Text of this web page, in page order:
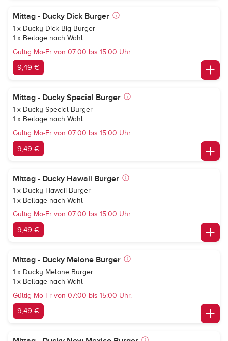
Mittag - Ducky Dick Burger
1 x Ducky Dick Big Burger
1 x Beilage nach Wahl
Gültig Mo-Fr von 07:00 bis 15:00 Uhr.
9,49 €
Mittag - Ducky Special Burger
1 x Ducky Special Burger
1 x Beilage nach Wahl
Gültig Mo-Fr von 07:00 bis 15:00 Uhr.
9,49 €
Mittag - Ducky Hawaii Burger
1 x Ducky Hawaii Burger
1 x Beilage nach Wahl
Gültig Mo-Fr von 07:00 bis 15:00 Uhr.
9,49 €
Mittag - Ducky Melone Burger
1 x Ducky Melone Burger
1 x Beilage nach Wahl
Gültig Mo-Fr von 07:00 bis 15:00 Uhr.
9,49 €